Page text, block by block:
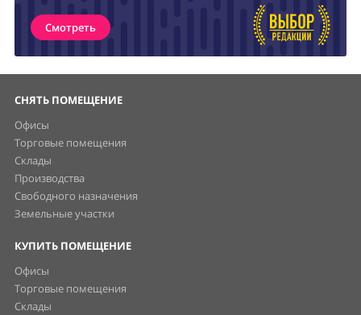
Смотреть
СНЯТЬ ПОМЕЩЕНИЕ
Офисы
Торговые помещения
Склады
Производства
Свободного назначения
Земельные участки
КУПИТЬ ПОМЕЩЕНИЕ
Офисы
Торговые помещения
Склады